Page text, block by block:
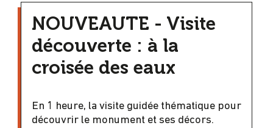
NOUVEAUTE - Visite
découverte : à la
croisée des eaux
En 1 heure, la visite guidée thématique pour
découvrir le monument et ses décors.